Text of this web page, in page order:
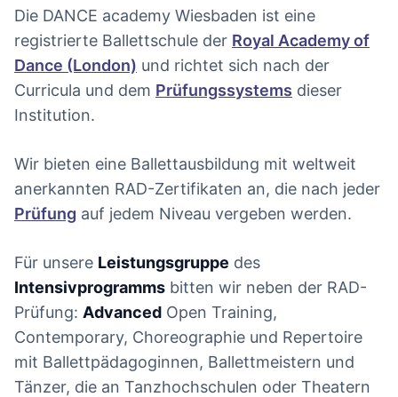
Die DANCE academy Wiesbaden ist eine
registrierte Ballettschule der Royal Academy of
Dance (London) und richtet sich nach der
Curricula und dem Prüfungssystems dieser
Institution.
Wir bieten eine Ballettausbildung mit weltweit
anerkannten RAD-Zertifikaten an, die nach jeder
Prüfung auf jedem Niveau vergeben werden.
Für unsere Leistungsgruppe des
Intensivprogramms bitten wir neben der RAD-
Prüfung: Advanced Open Training,
Contemporary, Choreographie und Repertoire
mit Ballettpädagoginnen, Ballettmeistern und
Tänzer, die an Tanzhochschulen oder Theatern